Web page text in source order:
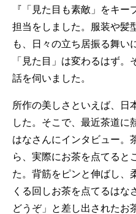
『「見た目も素敵」をキ
担当をしました。服装や髪
も、日々の立ち居振る舞い
「見た目」は変わるはず
話を伺いました。
所作の美しさといえば、日
した。そこで、最近茶道に
はなさんにインタビュー。
ら、実際にお茶を点てると
た。背筋をピンと伸ばし、
くる回しお茶を点てるは
どうぞ」と差し出されたお